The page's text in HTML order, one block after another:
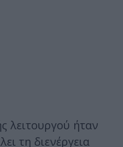
λειτουργού ήταν
τη διενέργεια